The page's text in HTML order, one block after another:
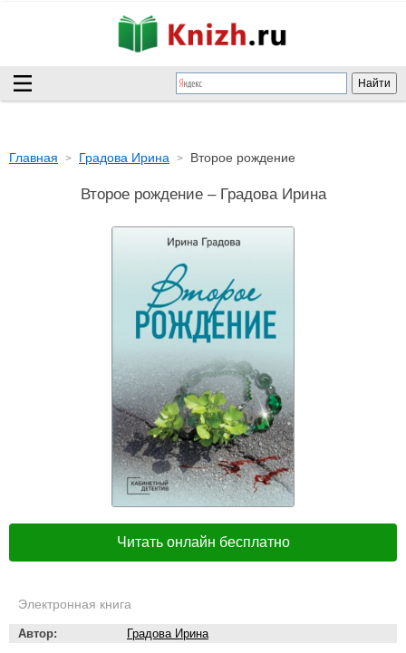
Главная Градова Ирина Второе рождение
Второе рождение – Градова Ирина
Читать онлайн бесплатно
Электронная книга
Автор: Градова Ирина